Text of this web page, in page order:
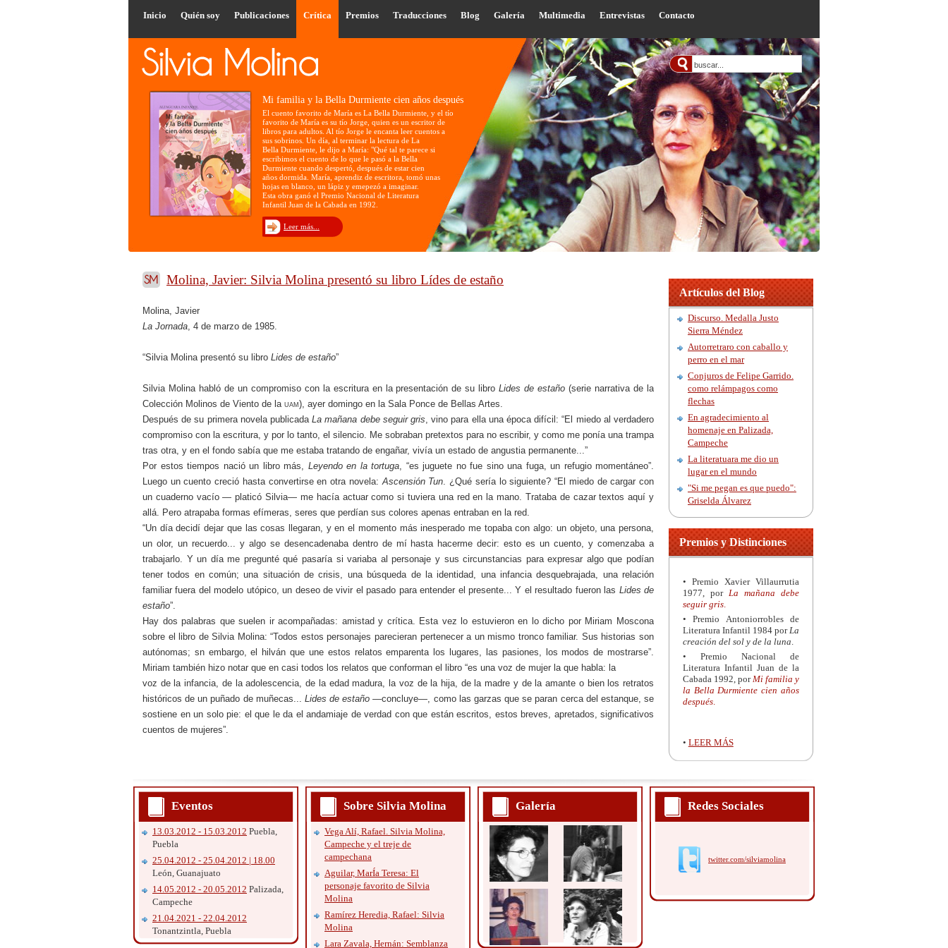
Inicio Quién soy Publicaciones Crítica Premios Traducciones Blog Galería Multimedia Entrevistas Contacto
Mi familia y la Bella Durmiente cien años después
El cuento favorito de María es La Bella Durmiente, y el tío
favorito de María es su tío Jorge, quien es un escritor de
libros para adultos. Al tío Jorge le encanta leer cuentos a
sus sobrinos. Un día, al terminar la lectura de La
Bella Durmiente, le dijo a María: "Qué tal te parece si
escribimos el cuento de lo que le pasó a la Bella
Durmiente cuando despertó, después de estar cien
años dormida. María, aprendiz de escritora, tomó unas
hojas en blanco, un lápiz y emepezó a imaginar.
Esta obra ganó el Premio Nacional de Literatura
Infantil Juan de la Cabada en 1992.
Leer más...
Molina, Javier: Silvia Molina presentó su libro Lídes de estaño
Molina, Javier
La Jornada, 4 de marzo de 1985.
“Silvia Molina presentó su libro Lides de estaño”
Silvia Molina habló de un compromiso con la escritura en la presentación de su libroLides de estaño (serie narrativa de la
Colección Molinos de Viento de la uam), ayer domingo en la Sala Ponce de Bellas Artes.
Después de su primera novela publicadaLa mañana debe seguir gris, vino para ella una época difícil: “El miedo al verdadero
compromiso con la escritura, y por lo tanto, el silencio. Me sobraban pretextos para no escribir, y como me ponía una trampa
tras otra, y en el fondo sabía que me estaba tratando de engañar, vivía un estado de angustia permanente...”
Por estos tiempos nació un libro más, Leyendo en la tortuga, “es juguete no fue sino una fuga, un refugio momentáneo”.
Luego un cuento creció hasta convertirse en otra novela:Ascensión Tun. ¿Qué sería lo siguiente? “El miedo de cargar con
un cuaderno vacío — platicó Silvia— me hacía actuar como si tuviera una red en la mano. Trataba de cazar textos aquí y
allá. Pero atrapaba formas efímeras, seres que perdían sus colores apenas entraban en la red.
“Un día decidí dejar que las cosas llegaran, y en el momento más inesperado me topaba con algo: un objeto, una persona,
un olor, un recuerdo... y algo se desencadenaba dentro de mí hasta hacerme decir: esto es un cuento, y comenzaba a
trabajarlo. Y un día me pregunté qué pasaría si variaba al personaje y sus circunstancias para expresar algo que podían
tener todos en común; una situación de crisis, una búsqueda de la identidad, una infancia desquebrajada, una relación
familiar fuera del modelo utópico, un deseo de vivir el pasado para entender el presente... Y el resultado fueron las Lides de
estaño”.
Hay dos palabras que suelen ir acompañadas: amistad y crítica. Esta vez lo estuvieron en lo dicho por Miriam Moscona
sobre el libro de Silvia Molina: “Todos estos personajes parecieran pertenecer a un mismo tronco familiar. Sus historias son
autónomas; sn embargo, el hilván que une estos relatos emparenta los lugares, las pasiones, los modos de mostrarse”.
Miriam también hizo notar que en casi todos los relatos que conforman el libro “es una voz de mujer la que habla: la
voz de la infancia, de la adolescencia, de la edad madura, la voz de la hija, de la madre y de la amante o bien los retratos
históricos de un puñado de muñecas... Lides de estaño —concluye—, como las garzas que se paran cerca del estanque, se
sostiene en un solo pie: el que le da el andamiaje de verdad con que están escritos, estos breves, apretados, significativos
cuentos de mujeres”.
Artículos del Blog
Discurso. Medalla Justo
Sierra Méndez
Autorretraro con caballo y
perro en el mar
Conjuros de Felipe Garrido.
como relámpagos como
flechas
En agradecimiento al
homenaje en Palizada,
Campeche
La literatuara me dio un
lugar en el mundo
"Si me pegan es que puedo":
Griselda Álvarez
Premios y Distinciones
• Premio Xavier Villaurrutia
1977, por
La mañana debe
seguir gris.
• Premio Antoniorrobles de
Literatura Infantil 1984 por La
creación del sol y de la luna
• Premio Nacional de
Literatura Infantil Juan de la
Cabada 1992, por Mi familia y
la Bella Durmiente cien años
después.
• LEER MÁS
Eventos
13.03.2012 - 15.03.2012 Puebla,
Puebla
25.04.2012 - 25.04.2012 | 18.00
León, Guanajuato
14.05.2012 - 20.05.2012 Palizada,
Campeche
21.04.2021 - 22.04.2012
Tonantzintla, Puebla
Sobre Silvia Molina
Vega Alí, Rafael. Silvia Molina,
Campeche y el treje de
campechana
Aguilar, MarÍa Teresa: El
personaje favorito de Silvia
Molina
Ramírez Heredia, Rafael: Silvia
Molina
Lara Zavala, Hernán: Semblanza
Galería Redes Sociales
twitter.com/silviamolina